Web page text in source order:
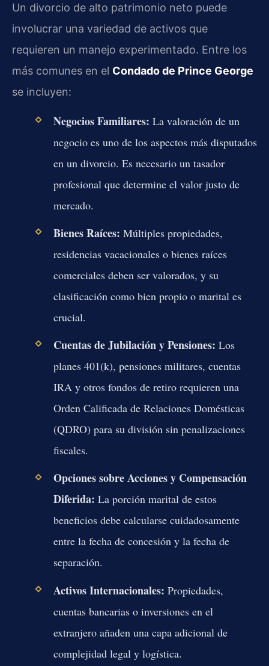
Un divorcio de alto patrimonio neto puede
involucrar una variedad de activos que
requieren un manejo experimentado. Entre los
más comunes en el Condado de Prince George
se incluyen:
Negocios Familiares: La valoración de un
negocio es uno de los aspectos más disputados
en un divorcio. Es necesario un tasador
profesional que determine el valor justo de
mercado.
Bienes Raíces: Múltiples propiedades,
residencias vacacionales o bienes raíces
comerciales deben ser valorados, y su
clasificación como bien propio o marital es
crucial.
Cuentas de Jubilación y Pensiones: Los
planes 401(k), pensiones militares, cuentas
IRA y otros fondos de retiro requieren una
Orden Calificada de Relaciones Domésticas
(QDRO) para su división sin penalizaciones
fiscales.
Opciones sobre Acciones y Compensación
Diferida: La porción marital de estos
beneficios debe calcularse cuidadosamente
entre la fecha de concesión y la fecha de
separación.
Activos Internacionales: Propiedades,
cuentas bancarias o inversiones en el
extranjero añaden una capa adicional de
complejidad legal y logística.